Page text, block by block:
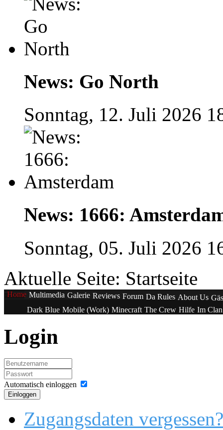
News: Go North
Sonntag, 12. Juli 2026
News: 1666:
Sonntag, 05. Juli 2026
Aktuelle Seite: Startseite
Home Multimedia Galerie Reviews Forum Da Rules About Us
Dark Blue Mobile (Work) Minecraft The Crew Hilfe Im
Login
Automatisch einloggen
Einloggen
Zugangsdaten vergessen?